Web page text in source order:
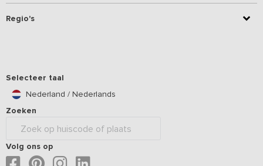
Regio's
Selecteer taal
Nederland / Nederlands
Zoeken
Volg ons op